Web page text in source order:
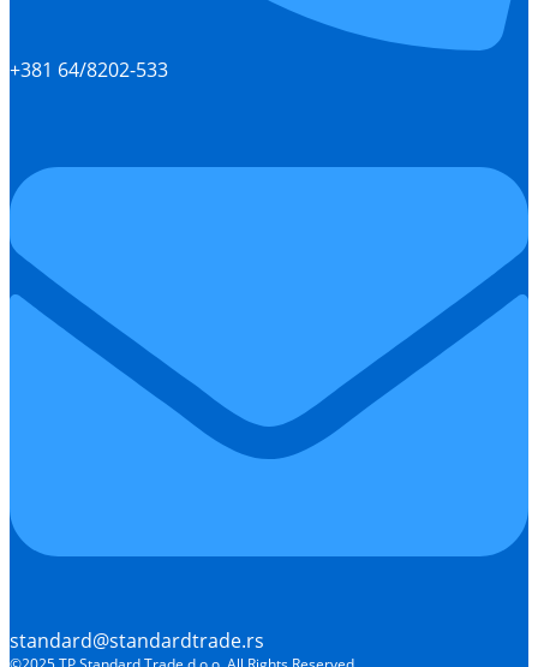
+381 64/8202-533
standard@standardtrade.rs